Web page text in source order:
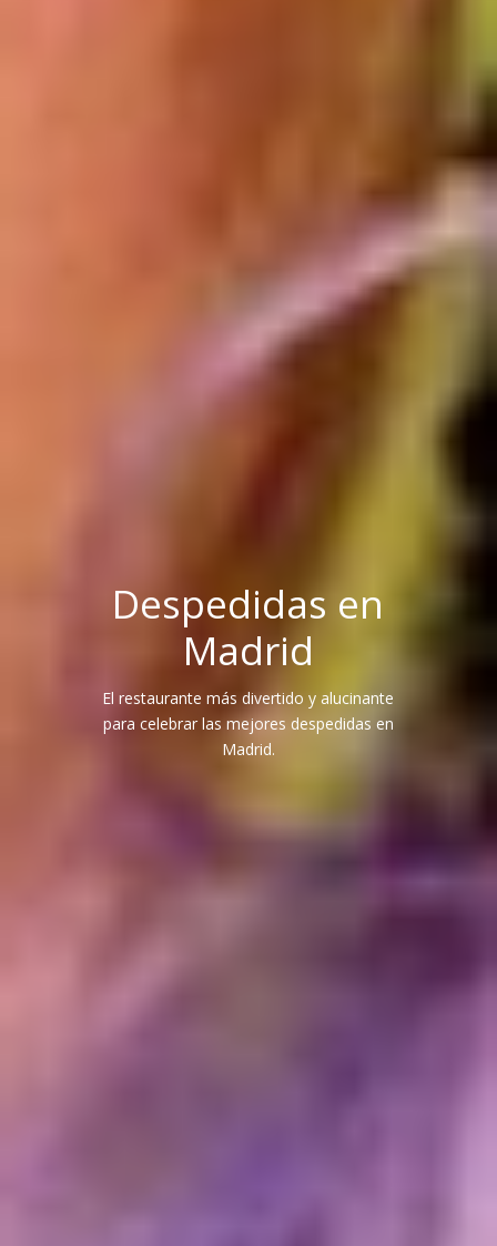
Despedidas en
Madrid
El restaurante más divertido y alucinante
para celebrar las mejores despedidas en
Madrid.